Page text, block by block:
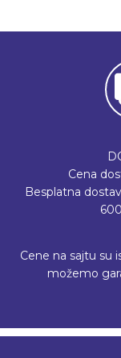
Cena
Besplatna
Cene na sajtu su
možemo